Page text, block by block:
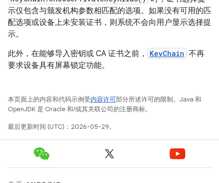
示仅包含与颁发机构参数相匹配的选项。如果没有可用的匹
配选项或设备上未安装证书，则系统不会向用户显示选择提
示。
此外，在能够导入密钥或 CA 证书之前，
KeyChain 不再
要求设备具有屏幕锁定功能。
本页面上的内容和代码示例受内容许可部分所述许可的限制。Java 和
OpenJDK 是 Oracle 和/或其关联公司的注册商标。
最后更新时间 (UTC)：2026-05-29。